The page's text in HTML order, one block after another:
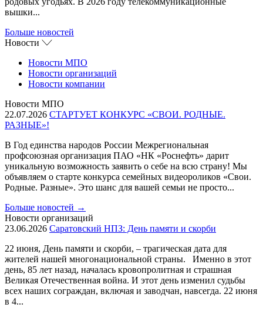
вышки...
Больше новостей
Новости
Новости МПО
Новости организаций
Новости компании
Новости МПО
22.07.2026 СТАРТУЕТ КОНКУРС «СВОИ. РОДНЫЕ.
РАЗНЫЕ»!
В Год единства народов России Межрегиональная
профсоюзная организация ПАО «НК «Роснефть» дарит
уникальную возможность заявить о себе на всю страну! Мы
объявляем о старте конкурса семейных видеороликов «Свои.
Родные. Разные». Это шанс для вашей семьи не просто...
Больше новостей →
Новости организаций
23.06.2026 Саратовский НПЗ: День памяти и скорби
22 июня, День памяти и скорби, – трагическая дата для
жителей нашей многонациональной страны. Именно в этот
день, 85 лет назад, началась кровопролитная и страшная
Великая Отечественная война. И этот день изменил судьбы
всех наших сограждан, включая и заводчан, навсегда. 22 июня
в 4...